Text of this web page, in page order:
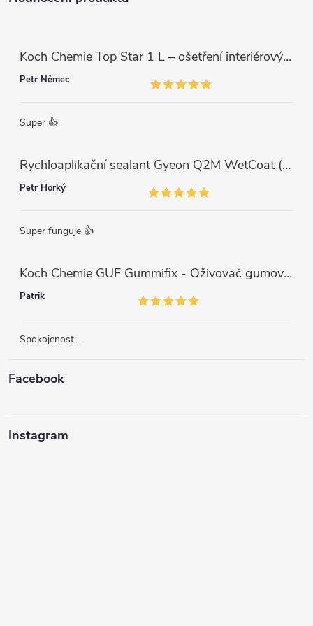
Koch Chemie Top Star 1 L – ošetření interiérových plastů, ochrana a matný vzhled
Petr Němec
Super 👍
Rychloaplikační sealant Gyeon Q2M WetCoat (1 L)
Petr Horký
Super funguje 👍
Koch Chemie GUF Gummifix - Oživovač gumových koberců (1000ml)
Patrik
Spokojenost....
Facebook
Instagram